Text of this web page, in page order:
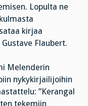
Lopulta ne
kirjaa
Flaubert.
Melenderin
nykykirjailijoihin
”Kerangal
tekemiin